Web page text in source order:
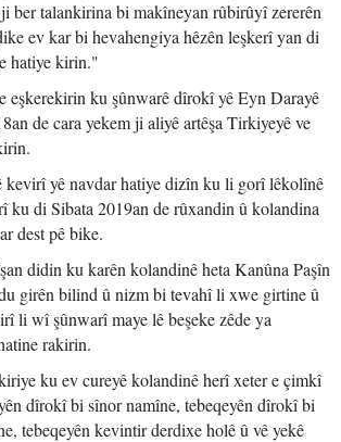
ber talankirina bi makîneyan rûbirûyî zererên
ev kar bi hevahengiya hêzên leşkerî yan di
hatiye kirin."
eşkerekirin ku şûnwarê dîrokî yê Eyn Darayê
de cara yekem ji aliyê artêşa Tirkiyeyê ve
kevirî yê navdar hatiye dizîn ku li gorî lêkolînê
ku di Sibata 2019an de rûxandin û kolandina
dest pê bike.
didin ku karên kolandinê heta Kanûna Paşîn
girên bilind û nizm bi tevahî li xwe girtine û
li wî şûnwarî maye lê beşeke zêde ya
rakirin.
ku ev cureyê kolandinê herî xeter e çimkî
dîrokî bi sînor namîne, tebeqeyên dîrokî bi
tebeqeyên kevintir derdixe holê û vê yekê